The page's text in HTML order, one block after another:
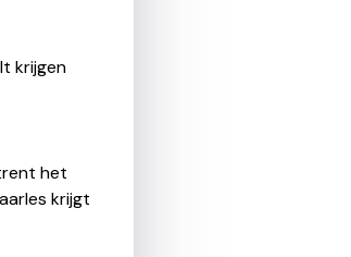
krijgen
het
krijgt